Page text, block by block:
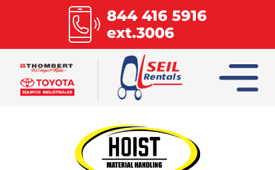
844 416 5916
ext.3006
INICIO
COLUMBIA